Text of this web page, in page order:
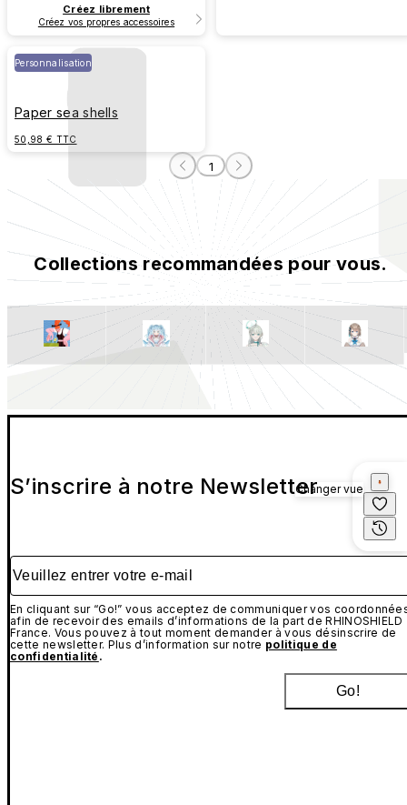
Créez librement
Créez vos propres accessoires
Personnalisation
Paper sea shells
50,98 € TTC
1
Collections recommandées pour vous.
Changer vue
S’inscrire à notre Newsletter
Veuillez entrer votre e-mail
En cliquant sur “Go!” vous acceptez de communiquer vos
afin de recevoir des emails d’informations de la part de RHINOSHIELD
France. Vous pouvez à tout moment demander à vous désinscrire de
cette newsletter. Plus d’information sur notre politique de
confidentialité .
Go!